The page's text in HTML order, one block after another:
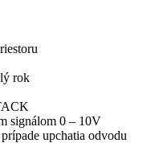
rok
signálom 0 – 10V
upchatia odvodu